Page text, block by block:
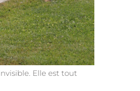
Elle est tout